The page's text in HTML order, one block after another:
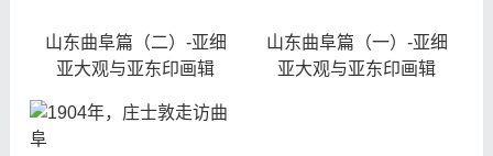
山东曲阜篇（二）-亚细
亚大观与亚东印画辑
山东曲阜篇（一）-亚细
亚大观与亚东印画辑